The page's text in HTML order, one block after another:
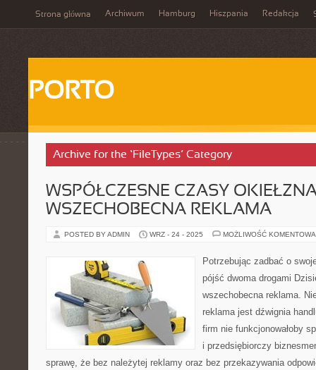
Strona główna Archiwum Hamburg Hiszpania Redakcja
PORTO
Archive for the ‘FileTypes’ Category
WSPÓŁCZESNE CZASY
WSZECHOBECNA REKLAMA
POSTED BY ADMIN WRZ - 24 - 2025 MOŻLIWOŚĆ
Potrzebując zadbać o
pójść dwoma drogami
wszechobecna reklama.
reklama jest dźwignia
firm nie funkcjonowałoby
i przedsiębiorczy
sprawę, że bez należytej reklamy oraz bez przekazywania